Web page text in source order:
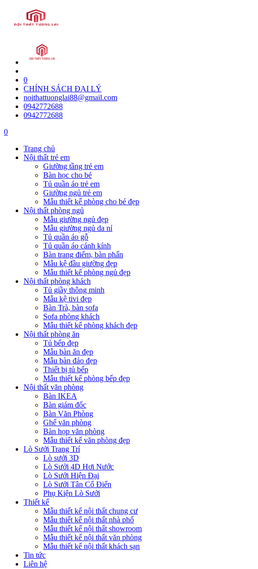
0
CHÍNH SÁCH ĐẠI LÝ
noithattuonglai88@gmail.com
0942772688
0942772688
0
Trang chủ
Nội thất trẻ em
Giường tầng trẻ em
Bàn học cho bé
Tủ quần áo trẻ em
Giường ngủ trẻ em
Mẫu thiết kế phòng cho bé đẹp
Nội thất phòng ngủ
Mẫu giường ngủ đẹp
Mẫu giường ngủ da nỉ
Tủ quần áo gỗ
Tủ quần áo cánh kính
Bàn trang điểm, bàn phấn
Mẫu kệ đầu giường đẹp
Mẫu thiết kế phòng ngủ đẹp
Nội thất phòng khách
Tủ giầy thông minh
Mẫu kệ tivi đẹp
Bàn Trà, bàn sofa
Sofa phòng khách
Mẫu thiết kế phòng khách đẹp
Nội thất phòng ăn
Tủ bếp đẹp
Mẫu bàn ăn đẹp
Mẫu bàn đảo đẹp
Thiết bị tủ bếp
Mẫu thiết kế phòng bếp đẹp
Nội thất văn phòng
Bàn IKEA
Bàn giám đốc
Bàn Văn Phòng
Ghế văn phòng
Bàn họp văn phòng
Mẫu thiết kế văn phòng đẹp
Lò Sưởi Trang Trí
Lò sưởi 3D
Lò Sưởi 4D Hơi Nước
Lò Sưởi Hiện Đại
Lò Sưởi Tân Cổ Điển
Phụ Kiện Lò Sưởi
Thiết kế
Mẫu thiết kế nội thất chung cư
Mẫu thiết kế nội thất nhà phố
Mẫu thiết kế nội thất showroom
Mẫu thiết kế nội thất văn phòng
Mẫu thiết kế nội thất khách sạn
Tin tức
Liên hệ